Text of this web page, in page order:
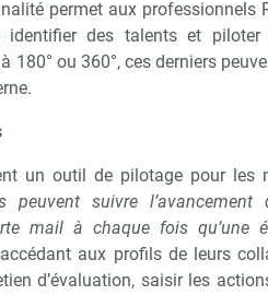
permet aux professionnels
identifier des talents et
180° ou 360°, ces derniers
un outil de pilotage pour les
suivre l’avancement
mail à chaque fois qu’une
aux profils de leurs
d’évaluation, saisir les
Matin
Non merci, je reçois déjà !